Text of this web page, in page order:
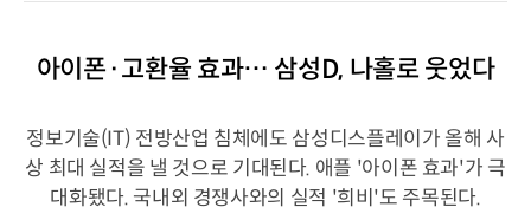
아이폰·고환율 효과… 삼성D, 나홀로 웃었다
정보기술(IT) 전방산업 침체에도 삼성디스플레이가 올해 사
상 최대 실적을 낼 것으로 기대된다. 애플 '아이폰 효과'가 극
대화됐다. 국내외 경쟁사와의 실적 '희비'도 주목된다.